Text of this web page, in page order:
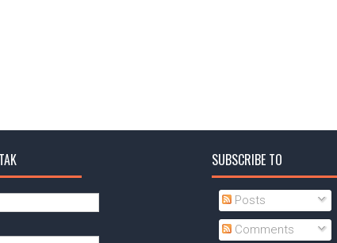
SUBSCRIBE TO
Posts
Comments